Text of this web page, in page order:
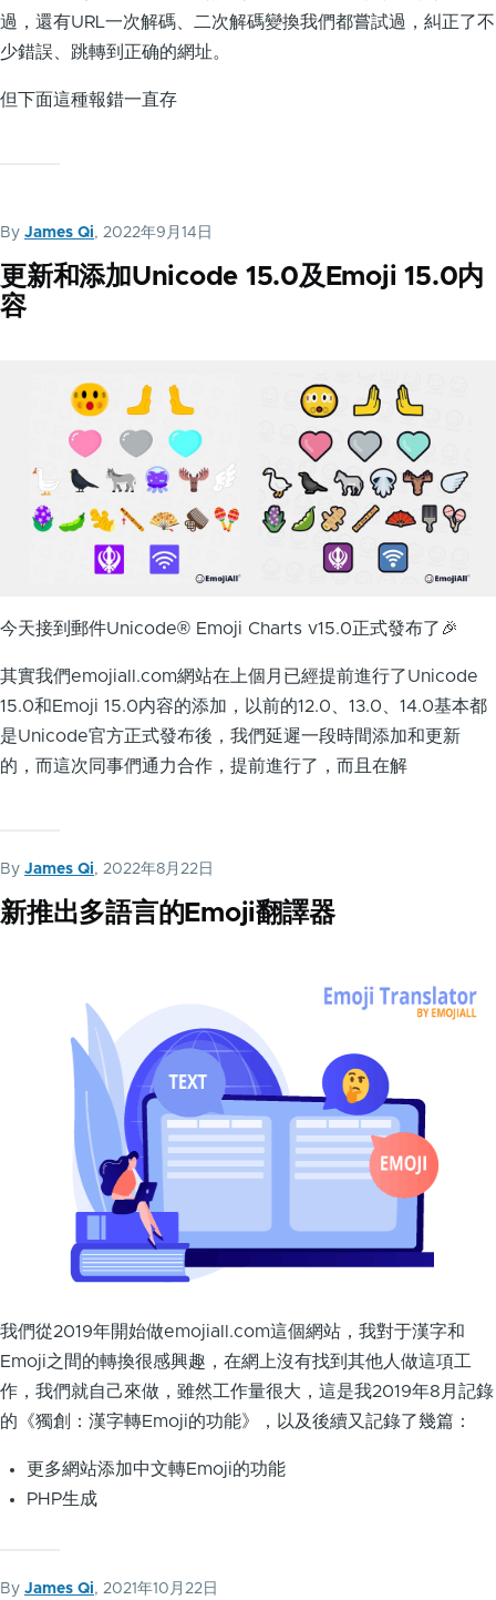
過，還有URL一次解碼、二次解碼變換我們都嘗試過，糾正了不
少錯誤、跳轉到正确的網址。
但下面這種報錯一直存
By James Qi, 2022年9月14日
更新和添加Unicode 15.0及Emoji 15.0内
容
今天接到郵件Unicode® Emoji Charts v15.0正式發布了🎉
其實我們emojiall.com網站在上個月已經提前進行了Unicode
15.0和Emoji 15.0内容的添加，以前的12.0、13.0、14.0基本都
是Unicode官方正式發布後，我們延遲一段時間添加和更新
的，而這次同事們通力合作，提前進行了，而且在解
By James Qi, 2022年8月22日
新推出多語言的Emoji翻譯器
我們從2019年開始做emojiall.com這個網站，我對于漢字和
Emoji之間的轉換很感興趣，在網上沒有找到其他人做這項工
作，我們就自己來做，雖然工作量很大，這是我2019年8月記錄
的《獨創：漢字轉Emoji的功能》，以及後續又記錄了幾篇：
更多網站添加中文轉Emoji的功能
PHP生成
By James Qi, 2021年10月22日